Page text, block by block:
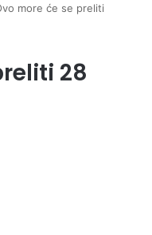
more će se preliti
28